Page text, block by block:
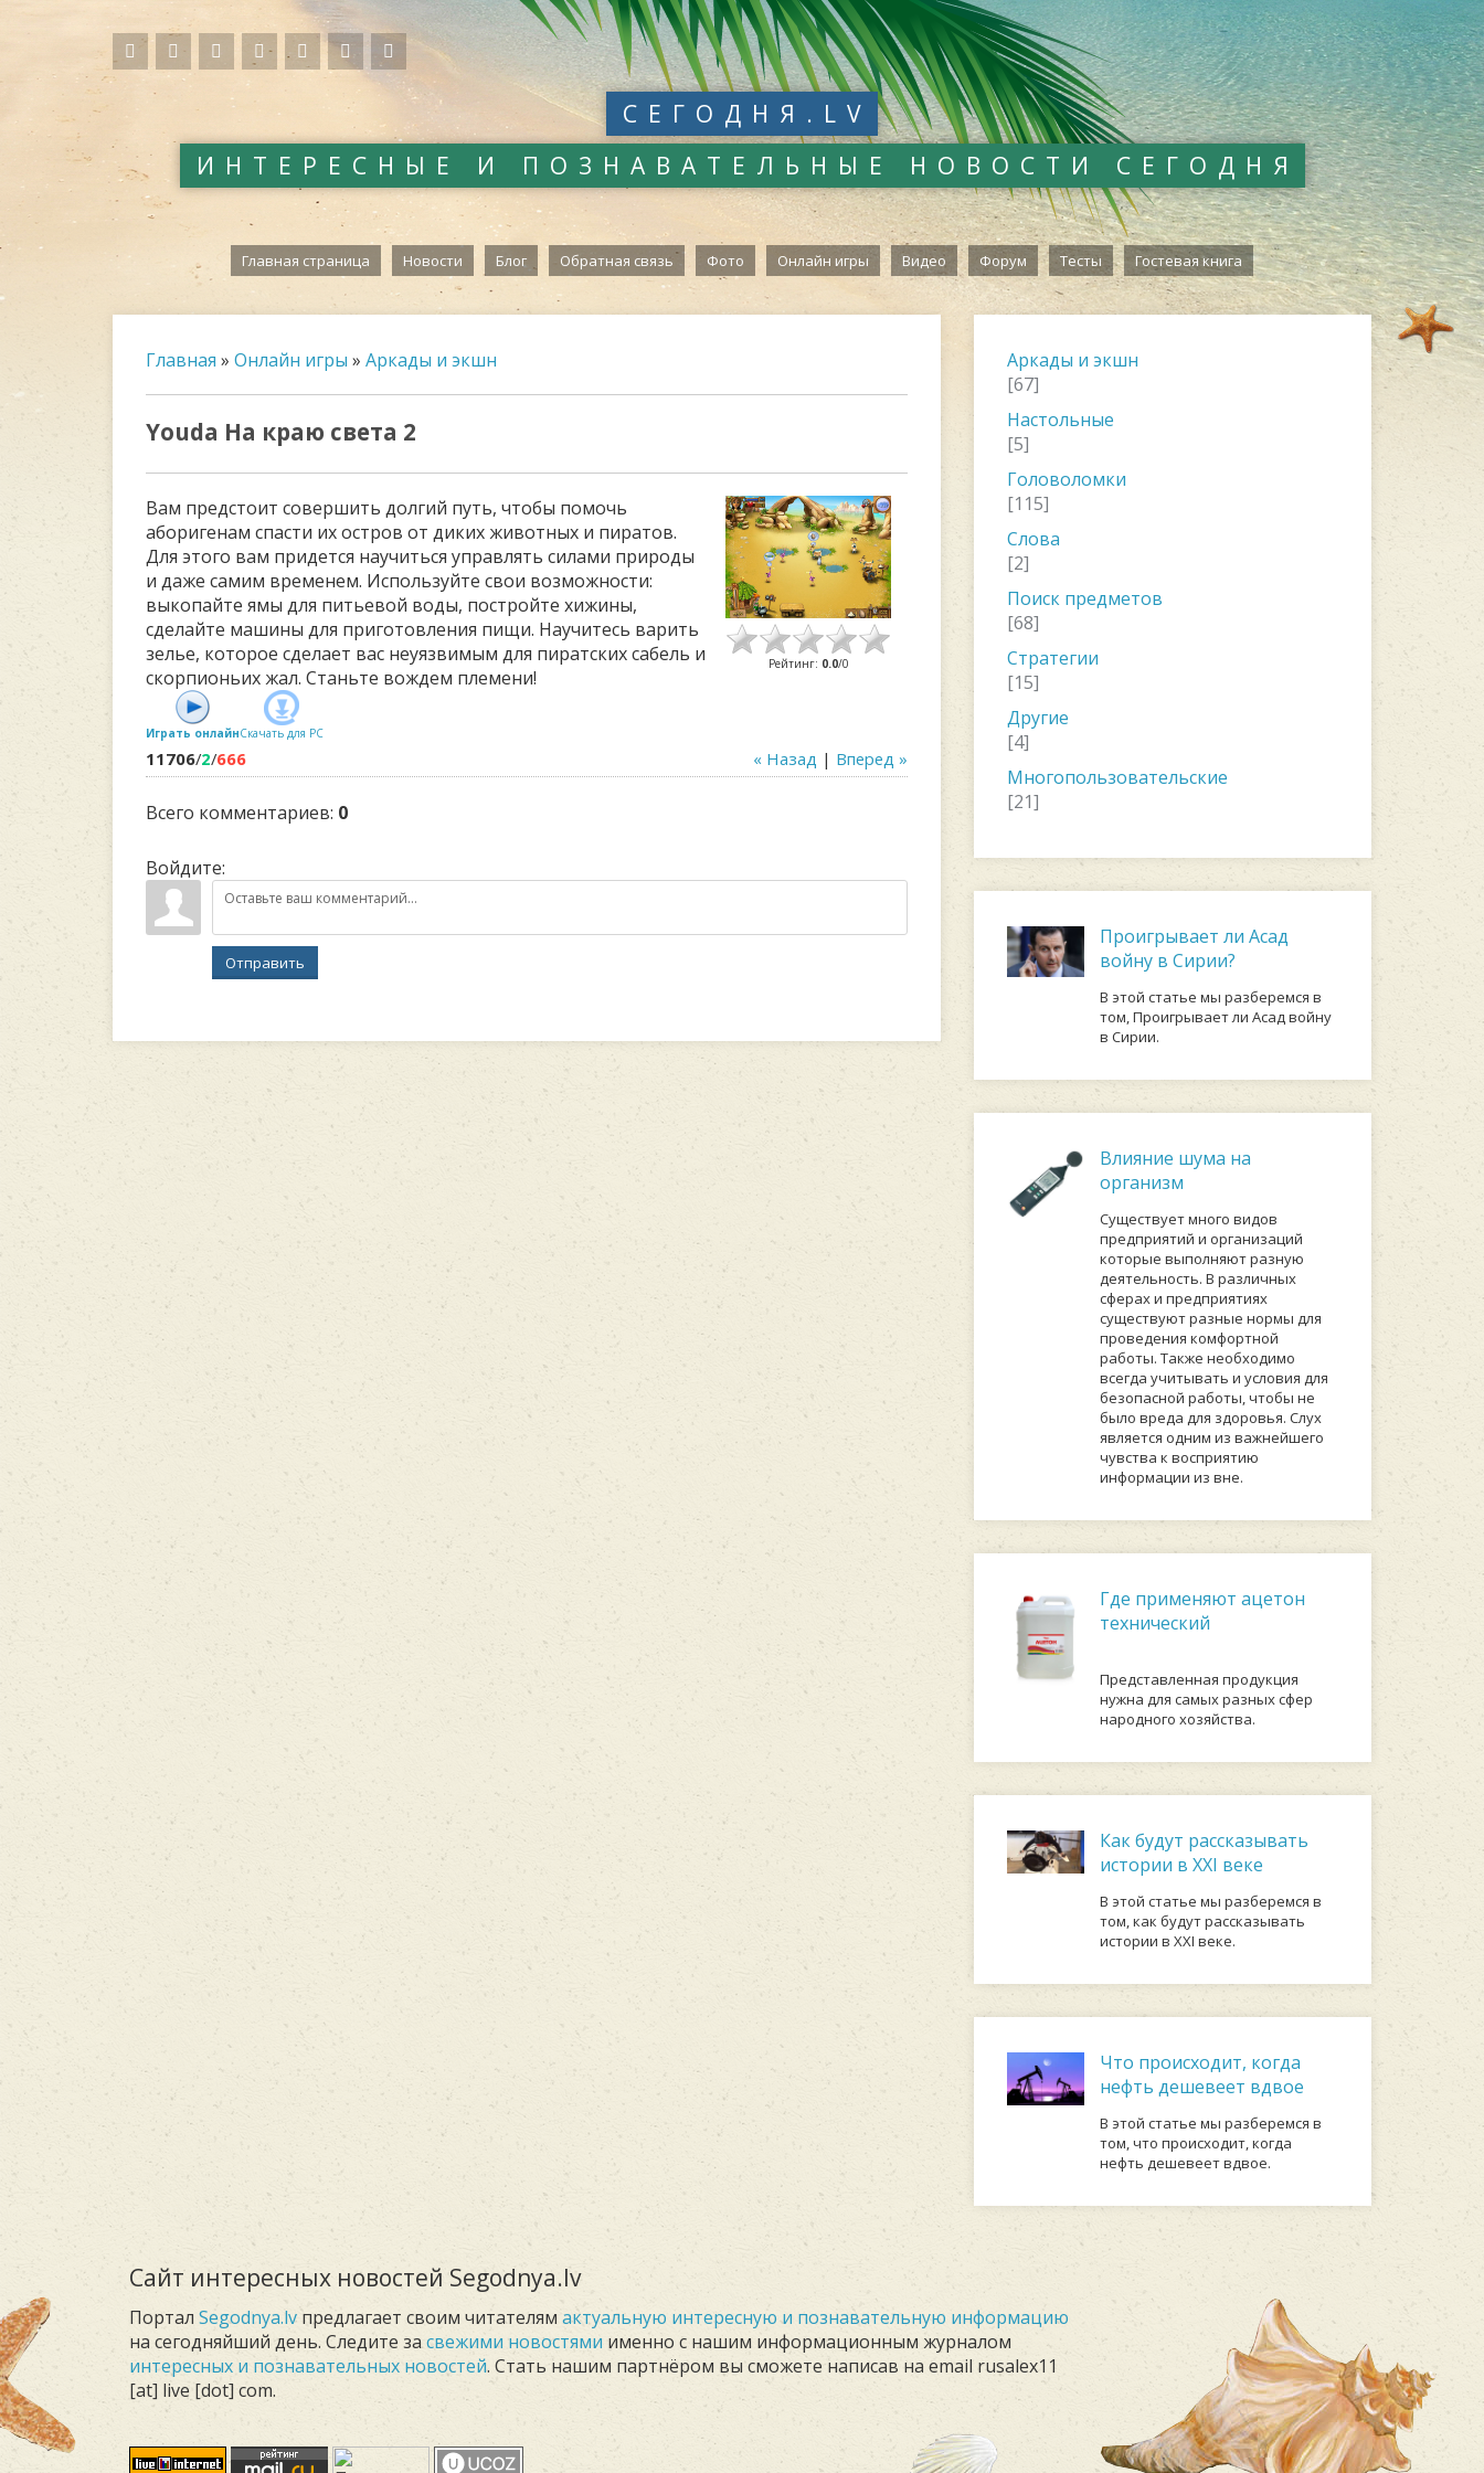
СЕГОДНЯ.LV
ИНТЕРЕСНЫЕ И ПОЗНАВАТЕЛЬНЫЕ НОВОСТИ СЕГОДНЯ
Главная страница Новости Блог Обратная связь Фото Онлайн игры Видео Форум Тесты Гостевая книга
Главная » Онлайн игры » Аркады и экшн
Youda На краю света 2
Вам предстоит совершить долгий путь, чтобы помочь
аборигенам спасти их остров от диких животных и пиратов.
Для этого вам придется научиться управлять силами природы
и даже самим временем. Используйте свои возможности:
выкопайте ямы для питьевой воды, постройте хижины,
сделайте машины для приготовления пищи. Научитесь варить
зелье, которое сделает вас неуязвимым для пиратских сабель и
скорпионьих жал. Станьте вождем племени!
Играть онлайнСкачать для PC
Рейтинг: 0.0/0
« Назад | Вперед »
11706/2/666
Всего комментариев: 0
Войдите:
Отправить
Аркады и экшн
[67]
Настольные
[5]
Головоломки
[115]
Слова
[2]
Поиск предметов
[68]
Стратегии
[15]
Другие
[4]
Многопользовательские
[21]
Проигрывает ли Асад
войну в Сирии?
В этой статье мы разберемся в
том, Проигрывает ли Асад войну
в Сирии.
Влияние шума на
организм
Существует много видов
предприятий и организаций
которые выполняют разную
деятельность. В различных
сферах и предприятиях
существуют разные нормы для
проведения комфортной
работы. Также необходимо
всегда учитывать и условия для
безопасной работы, чтобы не
было вреда для здоровья. Слух
является одним из важнейшего
чувства к восприятию
информации из вне.
Где применяют ацетон
технический
Представленная продукция
нужна для самых разных сфер
народного хозяйства.
Как будут рассказывать
истории в XXI веке
В этой статье мы разберемся в
том, как будут рассказывать
истории в XXI веке.
Что происходит, когда
нефть дешевеет вдвое
В этой статье мы разберемся в
том, что происходит, когда
нефть дешевеет вдвое.
Сайт интересных новостей Segodnya.lv
Портал Segodnya.lv предлагает своим читателям актуальную интересную и познавательную информацию
на сегодняйший день. Следите засвежими новостями именно с нашим информационным журналом
интересных и познавательных новостей. Стать нашим партнёром вы сможете написав на email rusalex11
[at] live [dot] com.